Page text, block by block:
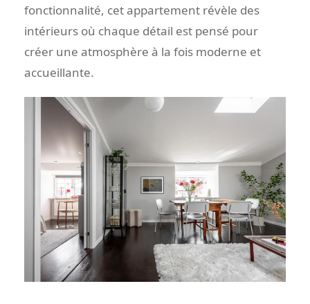
fonctionnalité, cet appartement révèle des
intérieurs où chaque détail est pensé pour
créer une atmosphère à la fois moderne et
accueillante.